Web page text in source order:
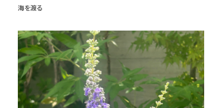
海を渡る